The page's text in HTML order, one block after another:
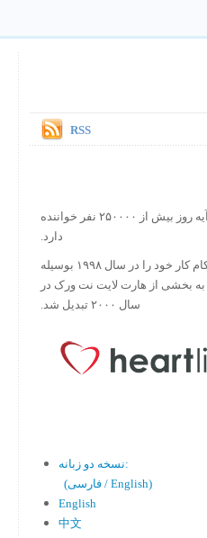
RSS
در حال حاضر آیه روز بیش از ۲۵۰۰۰۰ نفر خواننده
دارد.
ورس آو ذ دی دات کام کار خود را در سال ۱۹۹۸ بوسیله
به بخشی از هارت لایت نت ورک در
سال ۲۰۰۰ تبدیل شد.
نسخه دو زبانه:
(فارسی / English)
English
中文